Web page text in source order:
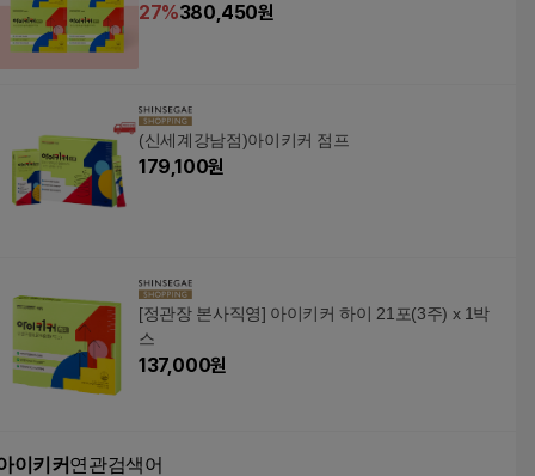
27%380,450원
(신세계강남점)아이키커 점프
179,100원
[정관장 본사직영] 아이키커 하이 21포(3주) x 1박
스
137,000원
이키커연관검색어